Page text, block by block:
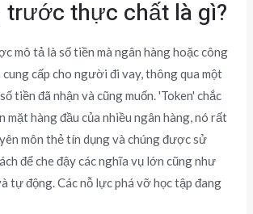
thực chất là gì?
mô tả là số tiền mà ngân hàng hoặc công
cấp cho người đi vay, thông qua một
tiền đã nhận và cũng muốn. 'Token' chắc
mặt hàng đầu của nhiều ngân hàng, nó rất
môn thẻ tín dụng và chúng được sử
để che đậy các nghĩa vụ lớn cũng như
tự động. Các nỗ lực phá vỡ học tập đang